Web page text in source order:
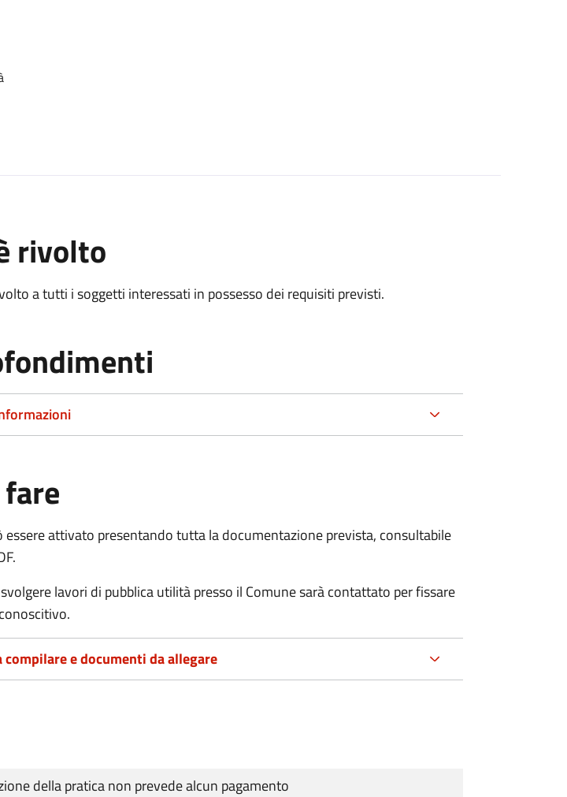
rivolto
a tutti i soggetti interessati in possesso dei requisiti previsti.
essere attivato presentando tutta la documentazione prevista, consultabile
lavori di pubblica utilità presso il Comune sarà contattato per fissare
compilare e documenti da allegare
della pratica non prevede alcun pagamento